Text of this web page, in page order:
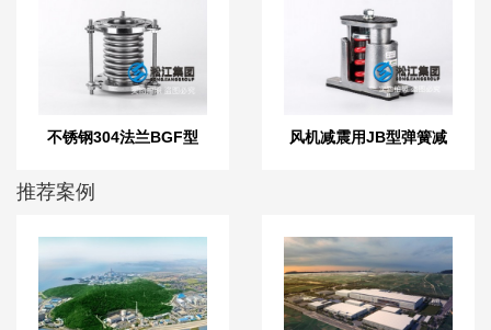
不锈钢304法兰BGF型
风机减震用JB型弹簧减
推荐案例